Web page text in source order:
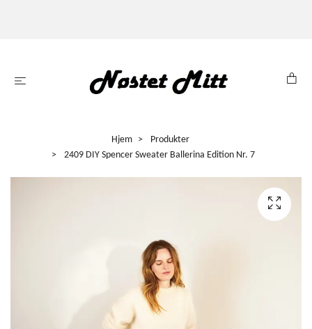
Hjem
Produkter
2409 DIY Spencer Sweater Ballerina Edition Nr. 7